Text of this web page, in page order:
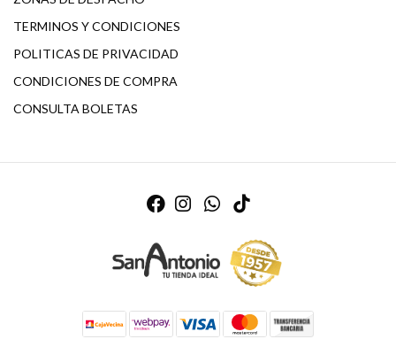
TERMINOS Y CONDICIONES
POLITICAS DE PRIVACIDAD
CONDICIONES DE COMPRA
CONSULTA BOLETAS